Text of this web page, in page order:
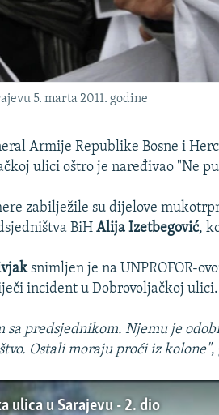
5. marta 2011. godine
Armije Republike Bosne i
ulici oštro je naređivao "Ne
zabilježile su dijelove
BiHAlija Izetbegović,
snimljen je na UNPROFOR-
incident u Dobrovoljačkoj ulici.
sa predsjednikom. Njemu je
Ostali moraju proći iz kolone",
ulica u Sarajevu - 2. dio